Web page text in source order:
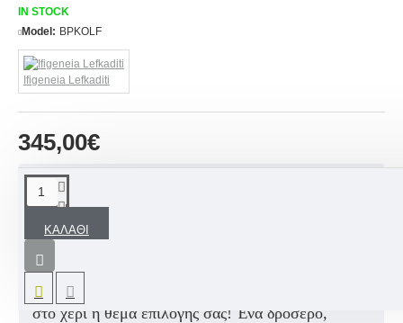
345,00€
IN STOCK
Model: BPKOLF
Ifigeneia Lefkaditi
ΚΑΛΆΘΙ
ΠΕΡΙΓΡΑΦΉ
Βαπτιστικό σετ με άρωμα καλοκαιρινού Κήπου,
εμπνευσμένο από φρούτα, λαχανικά και το αρχικό
γράμμα του ονόματος, με βαλίτσα ζωγραφισμένη
στο χέρι ή θέμα επιλογής σας! Ένα δροσερό,